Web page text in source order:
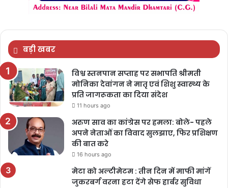
बड़ी खबर
विश्व स्तनपान सप्ताह पर सभापति श्रीमती
मोनिका देवांगन ने मातृ एवं शिशु स्वास्थ्य के
प्रति जागरूकता का दिया संदेश
11 hours ago
अरुण साव का कांग्रेस पर हमला: बोले- पहले
अपने नेताओं का विवाद सुलझाए, फिर प्रशिक्षण
की बात करे
16 hours ago
मेटा को अल्टीमेटम : तीन दिन में माफी मांगें
जुकरबर्ग वरना हटा देंगे सेफ हार्बर सुविधा